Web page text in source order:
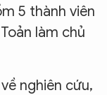
5 thành viên
làm chủ
nghiên cứu,